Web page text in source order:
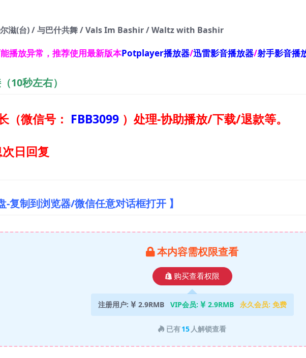
滋(台) / 与巴什共舞 / Vals Im Bashir / Waltz with Bashir
播放异常，推荐使用最新版本Potplayer播放器/迅雷影音播放器/射手影音播
10秒左右）
（微信号： FBB3099 ） 处理-协助播放/下载/退款等。
日回复
复制到浏览器/微信任意对话框打开 】
本内容需权限查看
购买查看权限
注册用户: 2.9RMB VIP会员: 2.9RMB 永久会员: 免费
已有15 人解锁查看